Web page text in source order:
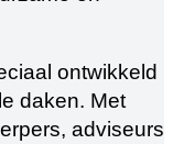
ontwikkeld
daken. Met
adviseurs